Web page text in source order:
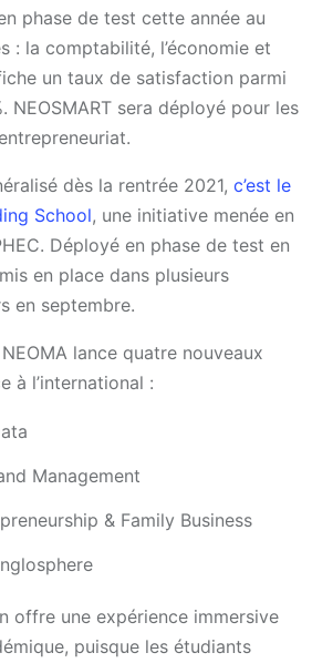
phase de test cette année au
: la comptabilité, l’économie et
un taux de satisfaction parmi
NEOSMART sera déployé pour les
dès la rentrée 2021, c’est le
School, une initiative menée en
Déployé en phase de test en
en place dans plusieurs
en septembre.
lance quatre nouveaux
à l’international :
Management
& Family Business
offre une expérience immersive
puisque les étudiants